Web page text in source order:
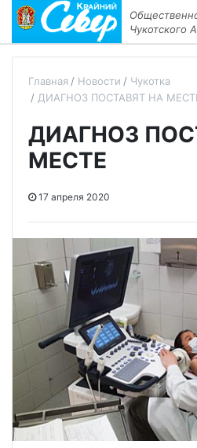
Чукотского
Главная Новости
Чукотка
ДИАГНОЗ ПОСТАВЯТ НА
ДИАГНОЗ
МЕСТЕ
17 апреля 2020